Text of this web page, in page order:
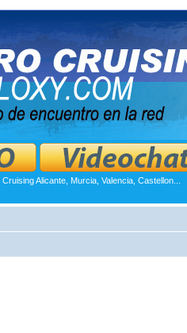
Alicante, Murcia, Valencia, Castellon...